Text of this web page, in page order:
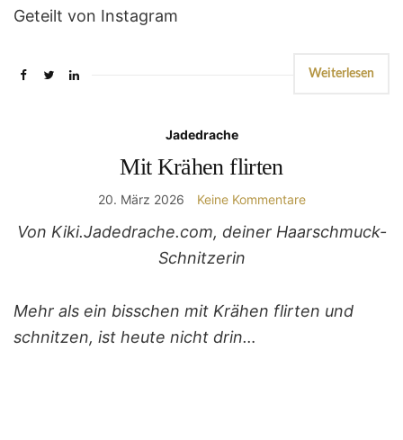
Geteilt von Instagram
Weiterlesen
Jadedrache
Mit Krähen flirten
20. März 2026 Keine Kommentare
Von Kiki.Jadedrache.com, deiner Haarschmuck-
Schnitzerin
Mehr als ein bisschen mit Krähen flirten und
schnitzen, ist heute nicht drin…